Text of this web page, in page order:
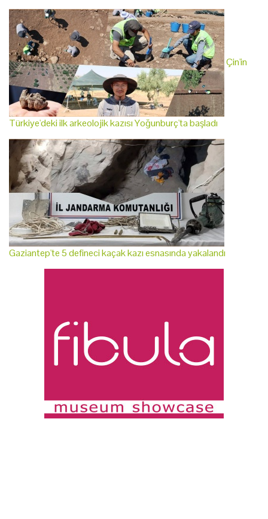
Çin'in
Türkiye'deki ilk arkeolojik kazısı Yoğunburç'ta başladı
Gaziantep'te 5 defineci kaçak kazı esnasında yakalandı